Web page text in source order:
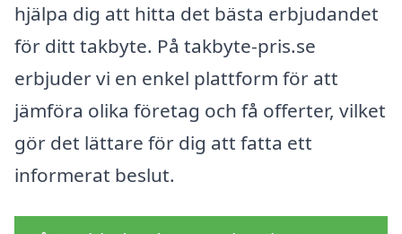
hjälpa dig att hitta det bästa erbjudandet
för ditt takbyte. På takbyte-pris.se
erbjuder vi en enkel plattform för att
jämföra olika företag och få offerter, vilket
gör det lättare för dig att fatta ett
informerat beslut.